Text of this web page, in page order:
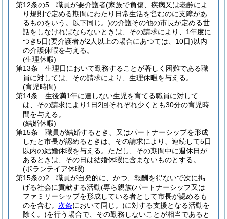
第12条の5
職員が要介護者(家族で負傷、疾病又は老齢によ
り規則で定める期間にわたり日常生活を営むのに支障があ
るものをいう。以下同じ。)の介護その他の市長が定める世
話をしなければならないときは、その請求により、1年度に
つき5日(要介護者が2人以上の場合にあつては、10日)以内
の介護休暇を与える。
(生理休暇)
第13条
生理日において勤務することが著しく困難である職
員に対しては、その請求により、生理休暇を与える。
(育児時間)
第14条
生後満1年に達しない生児を育てる職員に対して
は、その請求により1日2回それぞれ少くとも30分の育児時
間を与える。
(結婚休暇)
第15条
職員が結婚するとき、又はパートナーシップを形成
したと市長が認めるときは、その請求により、連続して5日
以内の結婚休暇を与える。 ただし、その期間中に週休日が
あるときは、その日は結婚休暇に含まないものとする。
(ボランテイア休暇)
第15条の2
職員が自発的に、かつ、報酬を得ないで次に掲
げる社会に貢献する活動(専ら親族(パートナーシップ又は
ファミリーシップを形成している者として市長が認めるも
のを含む。 次条において同じ。)に対する支援となる活動を
除く。)を行う場合で、その勤務しないことが相当であると